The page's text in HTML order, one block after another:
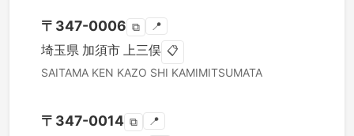
〒 347-0006 ⧉ 📍
埼玉県 加須市 上三俣 📋
SAITAMA KEN KAZO SHI KAMIMITSUMATA
〒 347-0014 ⧉ 📍